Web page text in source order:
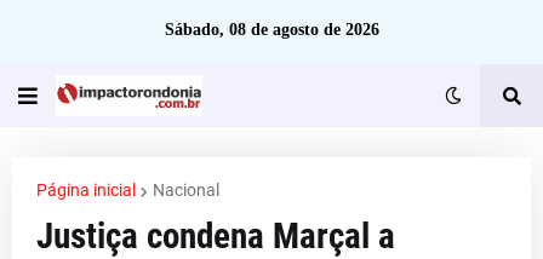
Sábado, 08 de agosto de 2026
Página inicial Nacional
Justiça condena Marçal a